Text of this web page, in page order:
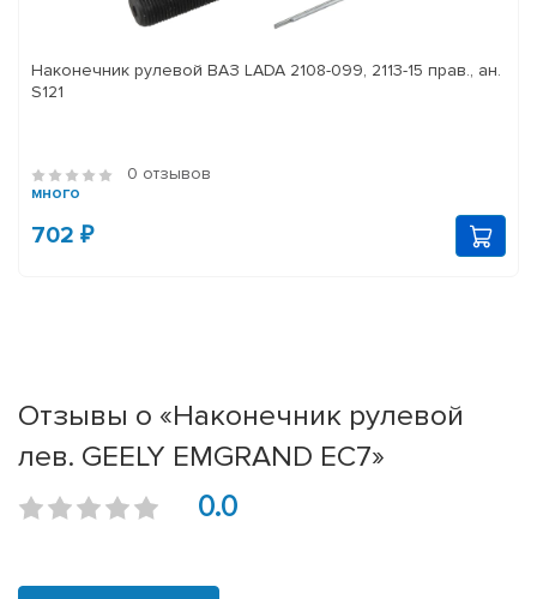
Наконечник рулевой ВАЗ LADA 2108-099, 2113-15 прав., ан.
S121
0 отзывов
много
702 ₽
Отзывы о «Наконечник рулевой
лев. GEELY EMGRAND EC7»
0.0